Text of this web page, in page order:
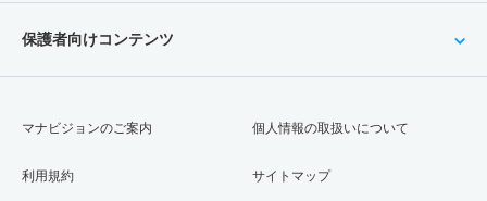
保護者向けコンテンツ
マナビジョンのご案内
利用規約
個人情報の取扱いについて
サイトマップ